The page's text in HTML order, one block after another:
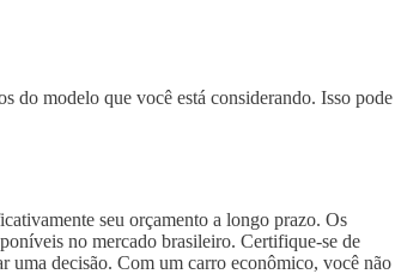
do modelo que você está considerando. Isso pode
seu orçamento a longo prazo. Os
no mercado brasileiro. Certifique-se de
uma decisão. Com um carro econômico, você não